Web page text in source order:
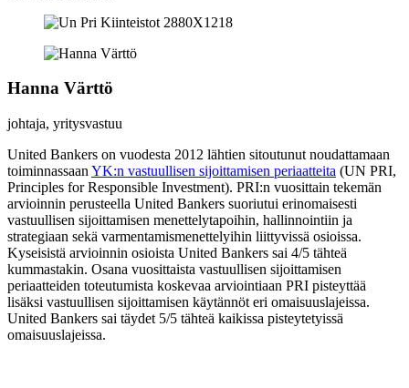
Hanna Värttö
johtaja, yritysvastuu
United Bankers on vuodesta 2012 lähtien sitoutunut noudattamaan
toiminnassaan YK:n vastuullisen sijoittamisen periaatteita (UN PRI,
Principles for Responsible Investment). PRI:n vuosittain tekemän
arvioinnin perusteella United Bankers suoriutui erinomaisesti
vastuullisen sijoittamisen menettelytapoihin, hallinnointiin ja
strategiaan sekä varmentamismenettelyihin liittyvissä osioissa.
Kyseisistä arvioinnin osioista United Bankers sai 4/5 tähteä
kummastakin. Osana vuosittaista vastuullisen sijoittamisen
periaatteiden toteutumista koskevaa arviointiaan PRI pisteyttää
lisäksi vastuullisen sijoittamisen käytännöt eri omaisuuslajeissa.
United Bankers sai täydet 5/5 tähteä kaikissa pisteytetyissä
omaisuuslajeissa.